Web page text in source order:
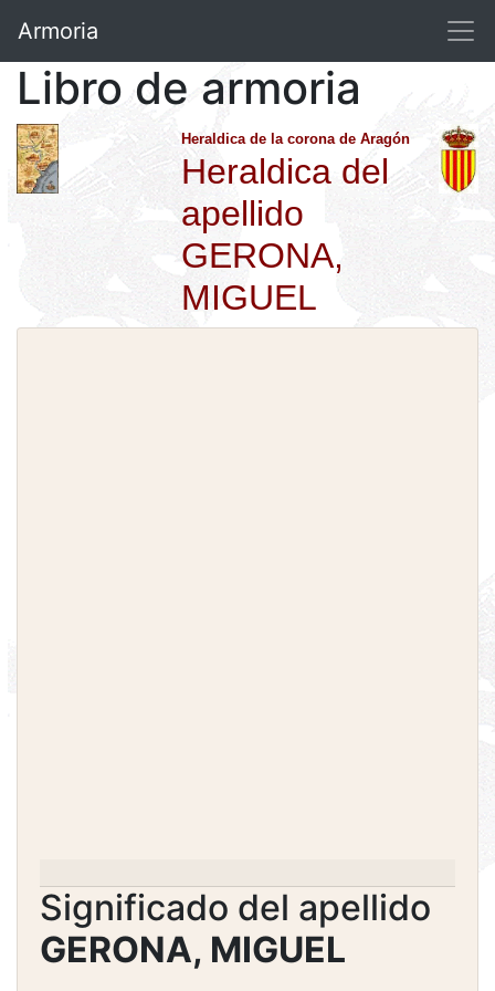
Armoria
Libro de armoria
Heraldica de la corona de Aragón
Heraldica del
apellido
GERONA,
MIGUEL
Significado del apellido
GERONA, MIGUEL